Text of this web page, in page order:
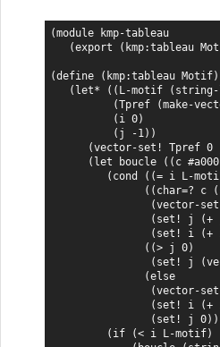
(module kmp-tableau
(define (kmp:tableau Motif)